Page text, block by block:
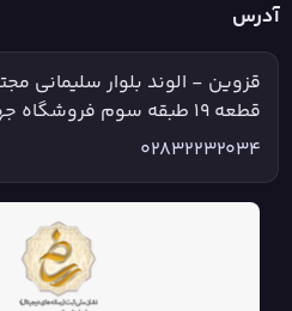
آدرس
قزوین - الوند بلوار سلیمانی
قطعه ۱۹ طبقه سوم فروشگاه جهان مد
02832232034